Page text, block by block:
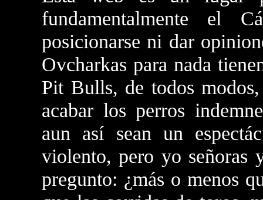
fundamentalmente el
posicionarse ni dar
Ovcharkas para nada
Pit Bulls, de todos
acabar los perros
aun así sean un
violento, pero yo señoras
pregunto: ¿más o menos